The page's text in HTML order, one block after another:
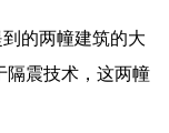
的两幢建筑的大
隔震技术，这两幢